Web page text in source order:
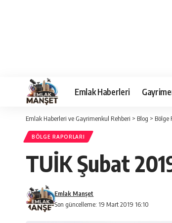
Emlak Haberleri
Emlak Haberleri ve Gayrimenkul Rehberi > Blog > Bölge
BÖLGE RAPORLARI
TUİK Şubat
Son güncelleme: 19 Mart 2019 16:10
Emlak Manşet